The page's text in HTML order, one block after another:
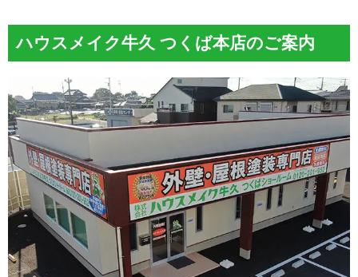
ハウスメイク牛久 つくば本店のご案内